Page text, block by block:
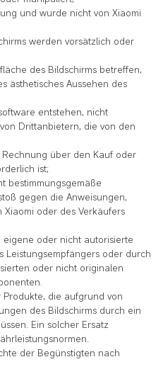
und wurde nicht von Xiaomi
werden vorsätzlich oder
des Bildschirms betreffen,
ästhetisches Aussehen des
entstehen, nicht
Drittanbietern, die von den
über den Kauf oder
ist;
gegen die Anweisungen,
oder des Verkäufers
oder nicht autorisierte
oder durch
oder nicht originalen
die aufgrund von
des Bildschirms durch ein
Ein solcher Ersatz
der Begünstigten nach